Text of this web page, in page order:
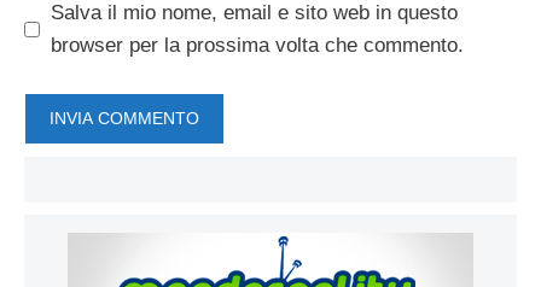
Salva il mio nome, email e sito web in questo
browser per la prossima volta che commento.